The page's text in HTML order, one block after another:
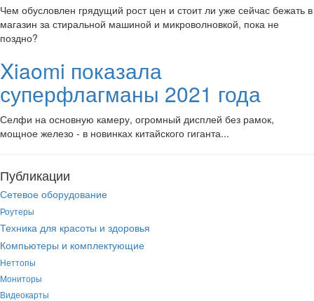
Чем обусловлен грядущий рост цен и стоит ли уже сейчас бежать в
магазин за стиральной машиной и микроволновкой, пока не
поздно?
Xiaomi показала
суперфлагманы 2021 года
Селфи на основную камеру, огромный дисплей без рамок,
мощное железо - в новинках китайского гиганта...
Публикации
Сетевое оборудование
Роутеры
Техника для красоты и здоровья
Компьютеры и комплектующие
Неттопы
Мониторы
Видеокарты